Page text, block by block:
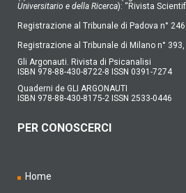
Universitario e della Ricerca): “Rivista
Registrazione al Tribunale di Padova n°
Registrazione al Tribunale di Milano n°
Gli Argonauti. Rivista di Psicanalisi
ISBN 978-88-430-8722-8 ISSN 0391-7274
Quaderni de GLI ARGONAUTI
ISBN 978-88-430-8175-2 ISSN 2533-0446
PER CONOSCERCI
Home